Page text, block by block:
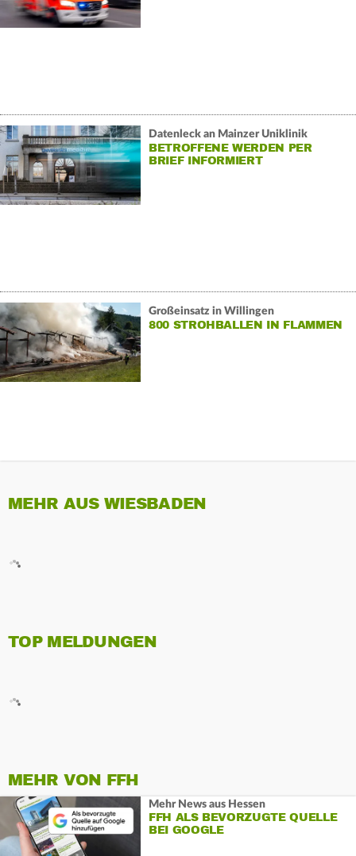
Datenleck an Mainzer Uniklinik
BETROFFENE WERDEN PER
BRIEF INFORMIERT
Großeinsatz in Willingen
800 STROHBALLEN IN FLAMMEN
MEHR AUS WIESBADEN
TOP MELDUNGEN
MEHR VON FFH
Mehr News aus Hessen
FFH ALS BEVORZUGTE QUELLE
BEI GOOGLE